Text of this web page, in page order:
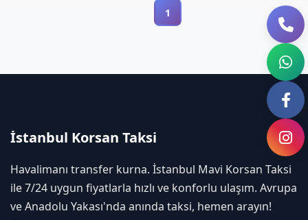
1
İstanbul Korsan Taksi
Havalimanı transfer kurna. İstanbul Mavi Korsan Taksi
ile 7/24 uygun fiyatlarla hızlı ve konforlu ulaşım. Avrupa
ve Anadolu Yakası'nda anında taksi, hemen arayın!